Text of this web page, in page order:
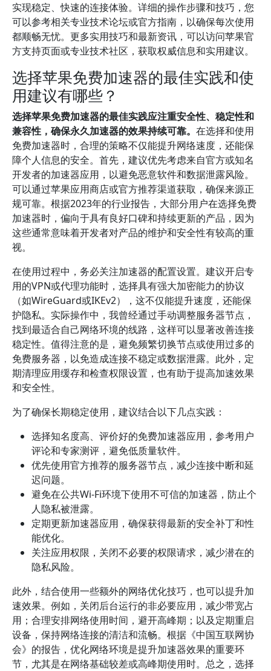
实现稳定、快速的连接体验。详细的操作步骤和技巧，您
可以参考相关专业技术论坛或官方指南，以确保每次使用
都顺畅无忧。更多实用技巧和最新资讯，可以访问苹果官
方支持页面或专业技术社区，获取权威信息和实用建议。
选择苹果免费加速器的最佳实践和使
用建议有哪些？
选择苹果免费加速器的最佳实践应注重安全性、稳定性和
兼容性，确保永久加速器的效果持续可靠。 在选择和使用
免费加速器时，合理的策略不仅能提升网络速度，还能保
障个人信息的安全。首先，建议优先考虑来自官方或知名
开发者的加速器应用，以避免恶意软件和数据泄露风险。
可以通过苹果应用商店或官方推荐渠道获取，确保来源正
规可靠。根据2023年的行业报告，大部分用户在选择免费
加速器时，偏向于具有良好口碑和持续更新的产品，因为
这些通常意味着开发者对产品的维护和安全性有较高的重
视。
在使用过程中，务必关注加速器的配置设置。建议开启专
用的VPN或代理功能时，选择具有强大加密能力的协议
（如WireGuard或IKEv2），这不仅能提升速度，还能保
护隐私。实际操作中，我曾经通过手动调整服务器节点，
找到最适合自己网络环境的线路，这样可以显著改善连接
稳定性。值得注意的是，避免频繁切换节点或使用过多的
免费服务器，以免造成连接不稳定或数据泄露。此外，定
期清理应用缓存和检查权限设置，也有助于提高加速效果
和安全性。
为了确保长期稳定使用，建议结合以下几点实践：
选择知名度高、评价好的免费加速器应用，参考用户
评论和专家测评，避免低质量软件。
优先使用官方推荐的服务器节点，减少连接中断和延
迟问题。
避免在公共Wi-Fi环境下使用不可信的加速器，防止个
人隐私被泄露。
定期更新加速器应用，确保获得最新的安全补丁和性
能优化。
关注应用权限，关闭不必要的权限请求，减少潜在的
隐私风险。
此外，结合使用一些额外的网络优化技巧，也可以提升加
速效果。例如，关闭后台运行的非必要应用，减少带宽占
用；合理安排网络使用时间，避开高峰期；以及定期重启
设备，保持网络连接的清洁和流畅。根据《中国互联网协
会》的报告，优化网络环境是提升加速器效果的重要环
节，尤其是在网络基础较差或高峰期使用时。总之，选择